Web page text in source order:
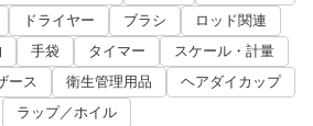
ドライヤー ブラシ
ロッド関連
手袋 タイマー
スケール・計量
ース 衛生管理用品
ヘアダイカップ
ラップ／ホイル